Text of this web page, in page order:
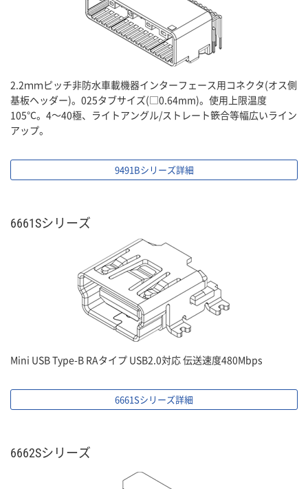
2.2ｍｍピッチ非防水車載機器インターフェース用コネクタ(オス側
基板ヘッダー)。025タブサイズ(□0.64mm)。使用上限温度
105℃。4〜40極、ライトアングル/ストレート篏合等幅広いライン
アップ。
9491Bシリーズ詳細
6661Sシリーズ
Mini USB Type-B RAタイプ USB2.0対応 伝送速度480Mbps
6661Sシリーズ詳細
6662Sシリーズ